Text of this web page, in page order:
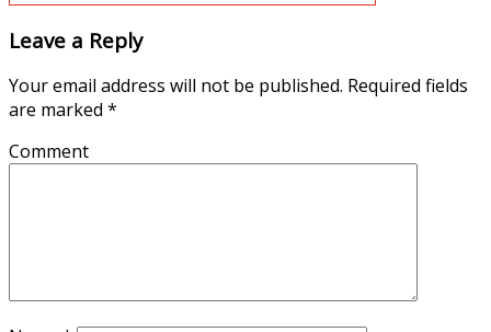
Leave a Reply
Your email address will not be published. Required fields
are marked *
Comment